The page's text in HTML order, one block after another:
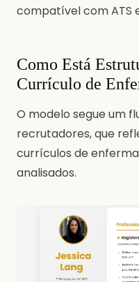
compatível com ATS
Como Está
Currículo de
O modelo segue um
recrutadores, que
currículos de
analisados.